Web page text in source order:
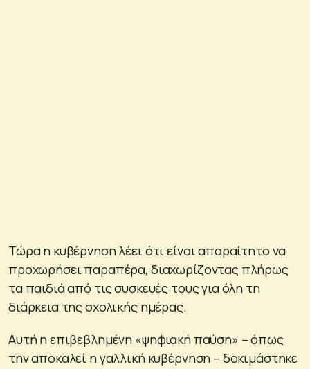
Τώρα η κυβέρνηση λέει ότι είναι απαραίτητο να
προχωρήσει παραπέρα, διαχωρίζοντας πλήρως
τα παιδιά από τις συσκευές τους για όλη τη
διάρκεια της σχολικής ημέρας.
Αυτή η επιβεβλημένη «ψηφιακή παύση» – όπως
την αποκαλεί η γαλλική κυβέρνηση – δοκιμάστηκε